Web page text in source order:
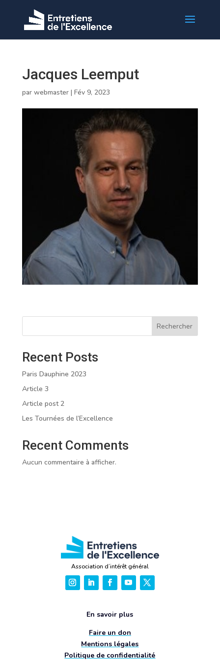
Jacques Leemput
par webmaster| Fév 9, 2023
Rechercher
Recent Posts
Paris Dauphine 2023
Article 3
Article post 2
Les Tournées de l’Excellence
Recent Comments
Aucun commentaire à afficher.
Association d’intérêt général
En savoir plus
Faire un don
Mentions légales
Politique de confidentialité